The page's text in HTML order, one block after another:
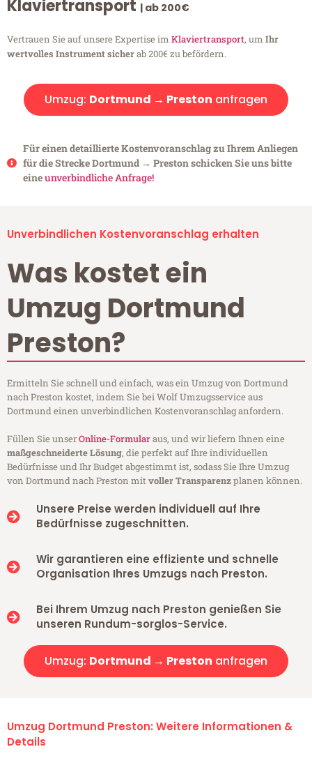
Klaviertransport | ab 200€
Vertrauen Sie auf unsere Expertise im Klaviertransport, um Ihr
wertvolles Instrument sicherab 200€ zu befördern.
Umzug: Dortmund → Preston anfragen
Für einen detaillierte Kostenvoranschlag zu Ihrem Anliegen
für die Strecke Dortmund → Preston schicken Sie uns bitte
eineunverbindliche Anfrage!
Unverbindlichen Kostenvoranschlag erhalten
Was kostet ein
Umzug Dortmund
Preston?
Ermitteln Sie schnell und einfach, was ein Umzug von Dortmund
nach Preston kostet, indem Sie bei Wolf Umzugsservice aus
Dortmund einen unverbindlichen Kostenvoranschlag anfordern.
Füllen Sie unserOnline-Formularaus, und wir liefern Ihnen eine
maßgeschneiderte Lösung, die perfekt auf Ihre individuellen
Bedürfnisse und Ihr Budget abgestimmt ist, sodass Sie Ihre Umzug
von Dortmund nach Preston mitvoller Transparenzplanen können.
Unsere Preise werden individuell auf Ihre
Bedürfnisse zugeschnitten.
Wir garantieren eine effiziente und schnelle
Organisation Ihres Umzugs nach Preston.
Bei Ihrem Umzug nach Preston genießen Sie
unseren Rundum-sorglos-Service.
Umzug: Dortmund → Preston anfragen
Umzug Dortmund Preston: Weitere Informationen &
Details